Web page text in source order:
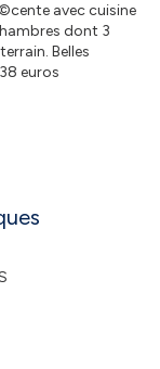
avec cuisine
dont 3
Belles
euros